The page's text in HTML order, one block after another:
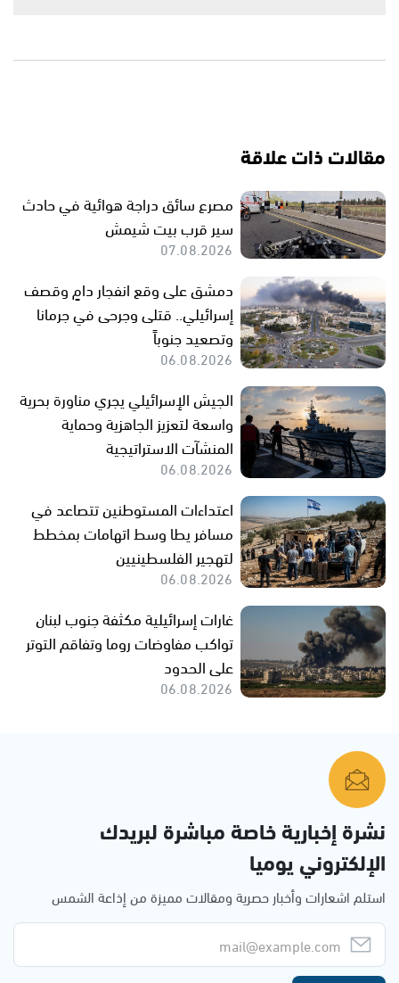
مقالات ذات علاقة
مصرع سائق دراجة هوائية في حادث
سير قرب بيت شيمش
07.08.2026
دمشق على وقع انفجار دامٍ وقصف
إسرائيلي.. قتلى وجرحى في جرمانا
وتصعيد جنوباً
06.08.2026
الجيش الإسرائيلي يجري مناورة بحرية
واسعة لتعزيز الجاهزية وحماية
المنشآت الاستراتيجية
06.08.2026
اعتداءات المستوطنين تتصاعد في
مسافر يطا وسط اتهامات بمخطط
لتهجير الفلسطينيين
06.08.2026
غارات إسرائيلية مكثفة جنوب لبنان
تواكب مفاوضات روما وتفاقم التوتر
على الحدود
06.08.2026
نشرة إخبارية خاصة مباشرة لبريدك
الإلكتروني يوميا
استلم اشعارات وأخبار حصرية ومقالات مميزة من إذاعة الشمس